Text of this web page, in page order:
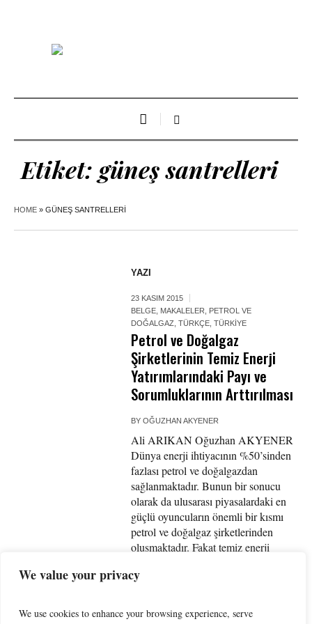
We value your privacy
We use cookies to enhance your browsing experience, serve
Etiket: güneş santrelleri
HOME » GÜNEŞ SANTRELLERI
YAZI
23 KASIM 2015
BELGE, MAKALELER, PETROL VE
DOĞALGAZ,TÜRKÇE,TÜRKIYE
Petrol ve Doğalgaz
Şirketlerinin Temiz Enerji
Yatırımlarındaki Payı ve
Sorumluklarının Arttırılması
BYOĞUZHAN AKYENER
Ali ARIKAN Oğuzhan AKYENER
Dünya enerji ihtiyacının %50’sinden
fazlası petrol ve doğalgazdan
sağlanmaktadır. Bunun bir sonucu
olarak da ulusarası piyasalardaki en
güçlü oyuncuların önemli bir kısmı
petrol ve doğalgaz şirketlerinden
oluşmaktadır. Fakat temiz enerji
oranda tüketilen petrol ve doğalgazı
sonucunda elde ettikleri büyük